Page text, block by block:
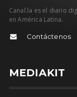
Canal.la es el diario
en América Latina.
Contáctenos
MEDIAKIT